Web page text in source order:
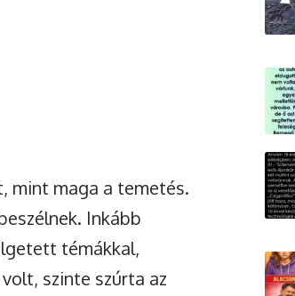
mint maga a temetés.
Inkább
témákkal,
szinte szúrta az